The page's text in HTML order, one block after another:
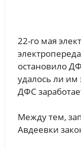
22-го мая
остановило
удалось ли им
ДФС
Между тем,
Авдеевки